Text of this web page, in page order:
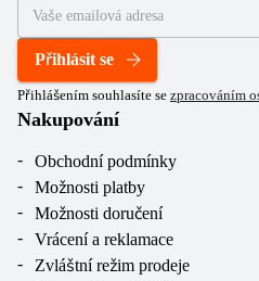
Přihlásit se
Přihlášením souhlasíte se zpracováním
Nakupování
Obchodní podmínky
Možnosti platby
Možnosti doručení
Vrácení a reklamace
Zvláštní režim prodeje